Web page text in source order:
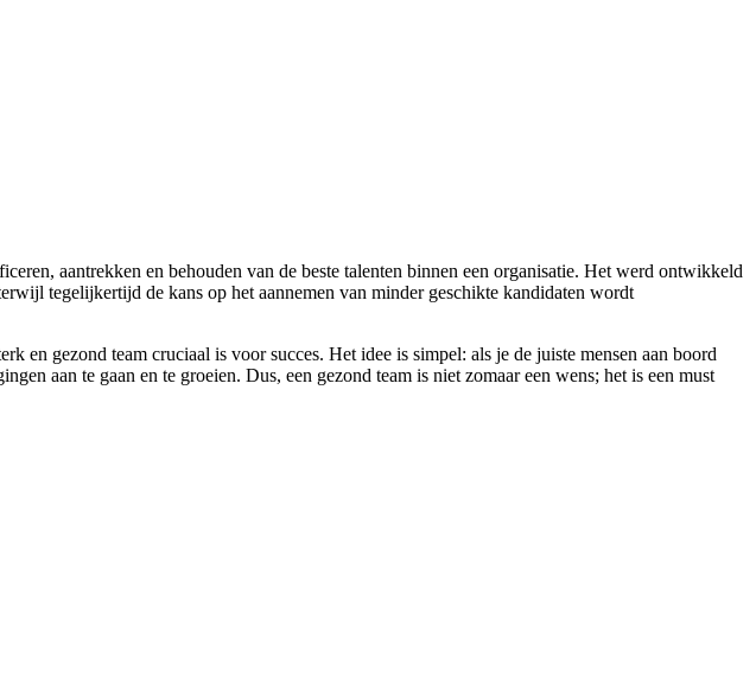
aantrekken en behouden van de beste talenten binnen een organisatie. Het werd ontwikkeld
tegelijkertijd de kans op het aannemen van minder geschikte kandidaten wordt
en gezond team cruciaal is voor succes. Het idee is simpel: als je de juiste mensen aan boord
aan te gaan en te groeien. Dus, een gezond team is niet zomaar een wens; het is een must